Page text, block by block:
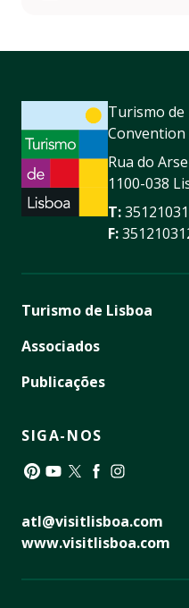
Turismo
Rua do
1100-038
T:
F:
Turismo de Lisboa
Associados
Publicações
SIGA-NOS
atl@visitlisboa.com
www.visitlisboa.com